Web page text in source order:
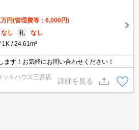
万円(管理費等：6,000円)
なし 礼
なし
1K 24.61m²
ます！お気軽にお問い合わせください！
ットハウス三宮店
詳細を見る